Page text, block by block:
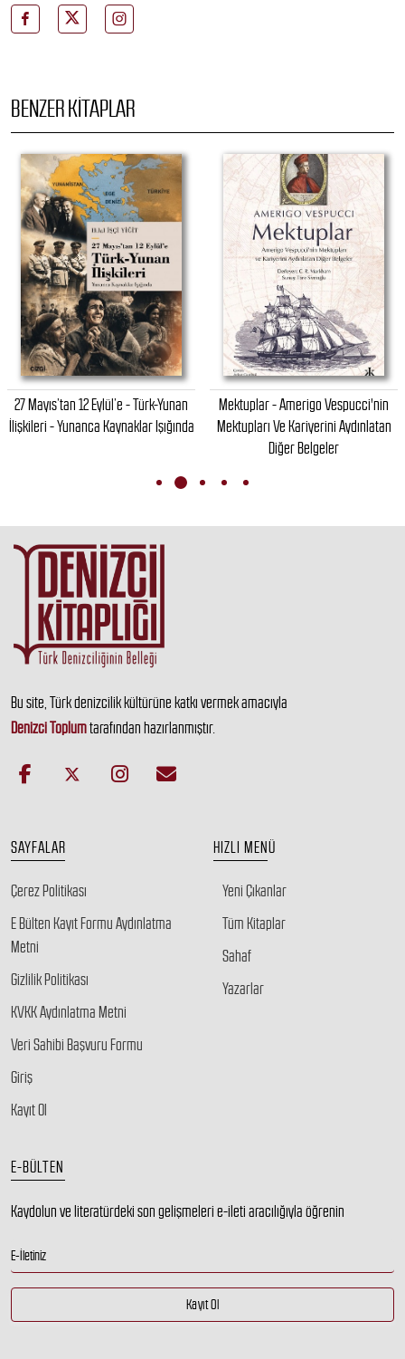
BENZER KITAPLAR
27 Mayıs’tan 12 Eylül’e - Türk-Yunan
İlişkileri - Yunanca Kaynaklar Işığında
Mektuplar - Amerigo Vespucci'nin
Mektupları Ve Kariyerini Aydınlatan
Diğer Belgeler
Bu site, Türk denizcilik kültürüne katkı vermek amacıyla
Denizci Toplumtarafından hazırlanmıştır.
SAYFALAR
Çerez Politikası
E Bülten Kayıt Formu Aydınlatma
Metni
Gizlilik Politikası
KVKK Aydınlatma Metni
Veri Sahibi Başvuru Formu
Giriş
Kayıt Ol
HIZLI MENÜ
Yeni Çıkanlar
Tüm Kitaplar
Sahaf
Yazarlar
E-BÜLTEN
Kaydolun ve literatürdeki son gelişmeleri e-ileti aracılığıyla öğrenin